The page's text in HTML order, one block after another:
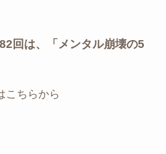
回は、「メンタル崩壊の5
こちらから